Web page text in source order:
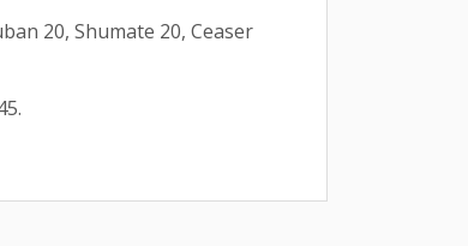
20, Shumate 20, Ceaser